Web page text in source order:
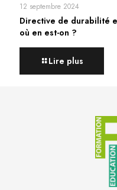
12 septembre 2024
Directive de durabilité
où en est-on ?
Lire plus